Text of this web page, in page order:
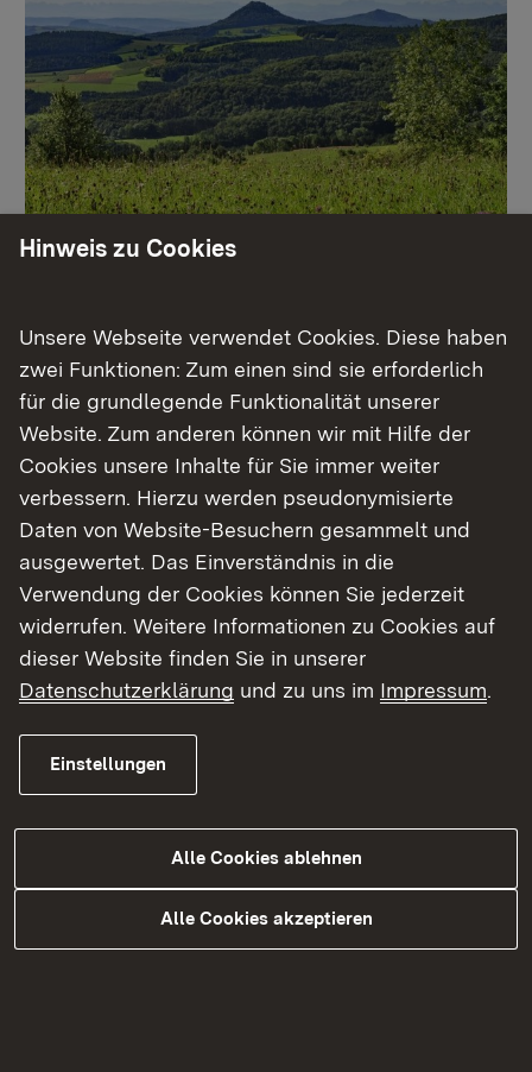
Mehr
Naturschutzgebiete im
Regierungsbezirk Freiburg
Hinweis zu Cookies
Unsere Webseite verwendet Cookies. Diese haben
zwei Funktionen: Zum einen sind sie erforderlich
für die grundlegende Funktionalität unserer
Website. Zum anderen können wir mit Hilfe der
Cookies unsere Inhalte für Sie immer weiter
verbessern. Hierzu werden pseudonymisierte
Daten von Website-Besuchern gesammelt und
ausgewertet. Das Einverständnis in die
Verwendung der Cookies können Sie jederzeit
widerrufen. Weitere Informationen zu Cookies auf
dieser Website finden Sie in unserer
Datenschutzerklärung und zu uns im Impressum.
Einstellungen
Alle Cookies ablehnen
Alle Cookies akzeptieren